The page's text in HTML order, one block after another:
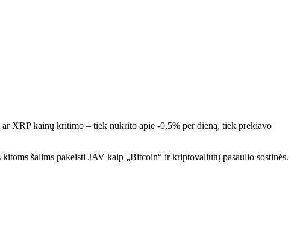
XRP kainų kritimo – tiek nukrito apie -0,5% per dieną, tiek prekiavo
šalims pakeisti JAV kaip „Bitcoin“ ir kriptovaliutų pasaulio sostinės.